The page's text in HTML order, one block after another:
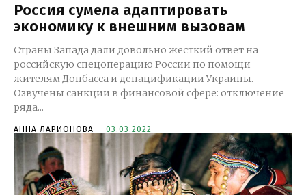
Россия сумела адаптировать
экономику к внешним вызовам
Страны Запада дали довольно жесткий ответ на
российскую спецоперацию России по помощи
жителям Донбасса и денацификации Украины.
Озвучены санкции в финансовой сфере: отключение
ряда...
АННА ЛАРИОНОВА - 03.03.2022